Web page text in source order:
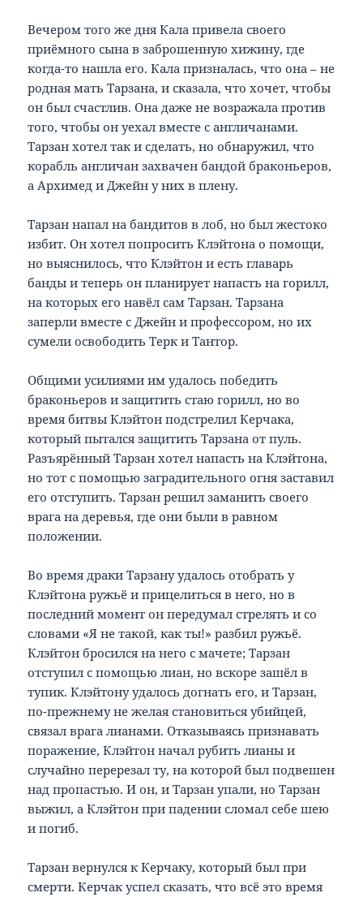
Вечером того же дня Кала привела своего
приёмного сына в заброшенную хижину, где
когда-то нашла его. Кала призналась, что она – не
родная мать Тарзана, и сказала, что хочет, чтобы
он был счастлив. Она даже не возражала против
того, чтобы он уехал вместе с англичанами.
Тарзан хотел так и сделать, но обнаружил, что
корабль англичан захвачен бандой браконьеров,
а Архимед и Джейн у них в плену.
Тарзан напал на бандитов в лоб, но был жестоко
избит. Он хотел попросить Клэйтона о помощи,
но выяснилось, что Клэйтон и есть главарь
банды и теперь он планирует напасть на горилл,
на которых его навёл сам Тарзан. Тарзана
заперли вместе с Джейн и профессором, но их
сумели освободить Терк и Тантор.
Общими усилиями им удалось победить
браконьеров и защитить стаю горилл, но во
время битвы Клэйтон подстрелил Керчака,
который пытался защитить Тарзана от пуль.
Разъярённый Тарзан хотел напасть на Клэйтона,
но тот с помощью заградительного огня заставил
его отступить. Тарзан решил заманить своего
врага на деревья, где они были в равном
положении.
Во время драки Тарзану удалось отобрать у
Клэйтона ружьё и прицелиться в него, но в
последний момент он передумал стрелять и со
словами «Я не такой, как ты!» разбил ружьё.
Клэйтон бросился на него с мачете; Тарзан
отступил с помощью лиан, но вскоре зашёл в
тупик. Клэйтону удалось догнать его, и Тарзан,
по-прежнему не желая становиться убийцей,
связал врага лианами. Отказываясь признавать
поражение, Клэйтон начал рубить лианы и
случайно перерезал ту, на которой был подвешен
над пропастью. И он, и Тарзан упали, но Тарзан
выжил, а Клэйтон при падении сломал себе шею
и погиб.
Тарзан вернулся к Керчаку, который был при
смерти. Керчак успел сказать, что всё это время